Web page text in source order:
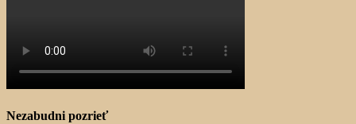
Nezabudni pozrieť